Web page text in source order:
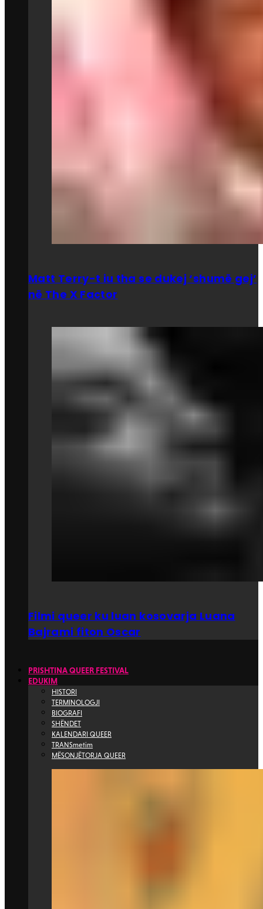
Matt Terry-t iu tha se dukej ‘shumë gej’
në The X Factor
Filmi queer ku luan kosovarja Luana
Bajrami fiton Oscar
PRISHTINA QUEER FESTIVAL
EDUKIM
HISTORI
TERMINOLOGJI
BIOGRAFI
SHËNDET
KALENDARI QUEER
TRANSmetim
MËSONJËTORJA QUEER